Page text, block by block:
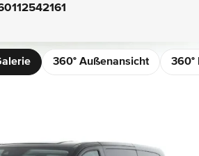
360° Außenansicht 360°